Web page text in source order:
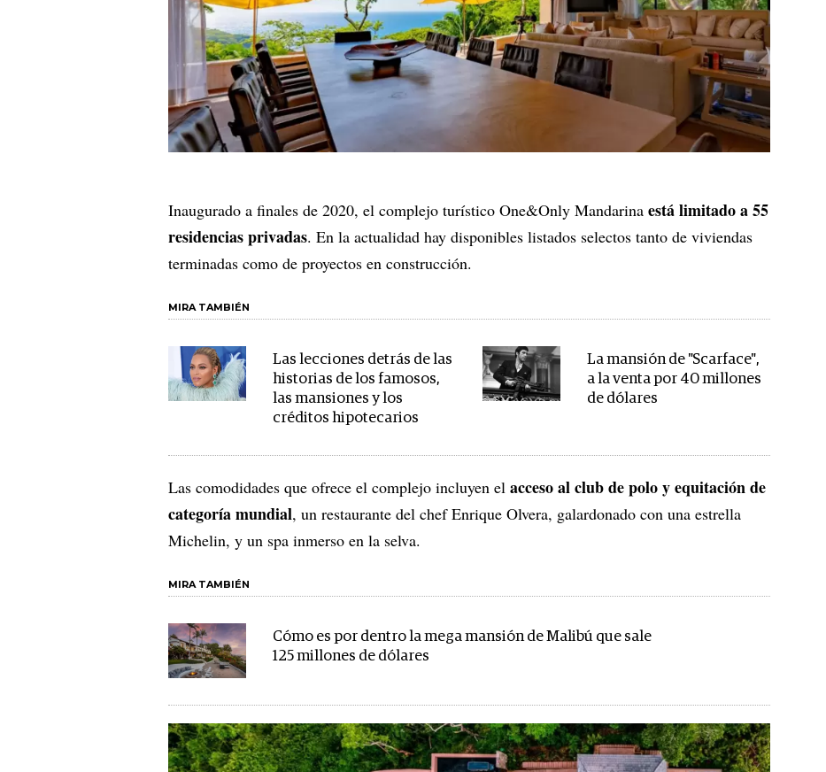
Inaugurado a finales de 2020, el complejo turístico One&Only Mandarina está limitado a 55
residencias privadas. En la actualidad hay disponibles listados selectos tanto de viviendas
terminadas como de proyectos en construcción.
MIRA TAMBIÉN
Las lecciones detrás de las
historias de los famosos,
las mansiones y los
créditos hipotecarios
La mansión de "Scarface",
a la venta por 40 millones
de dólares
Las comodidades que ofrece el complejo incluyen el acceso al club de polo y equitación de
categoría mundial, un restaurante del chef Enrique Olvera, galardonado con una estrella
Michelin, y un spa inmerso en la selva.
MIRA TAMBIÉN
Cómo es por dentro la mega mansión de Malibú que sale
125 millones de dólares